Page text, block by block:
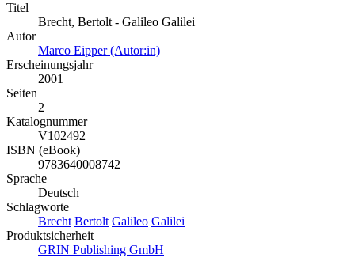
Titel
Brecht, Bertolt - Galileo Galilei
Autor
Marco Eipper (Autor:in)
Erscheinungsjahr
2001
Seiten
2
Katalognummer
V102492
ISBN (eBook)
9783640008742
Sprache
Deutsch
Schlagworte
Brecht Bertolt Galileo Galilei
Produktsicherheit
GRIN Publishing GmbH